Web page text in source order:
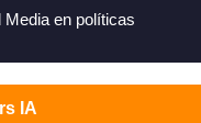
Media en políticas
IA